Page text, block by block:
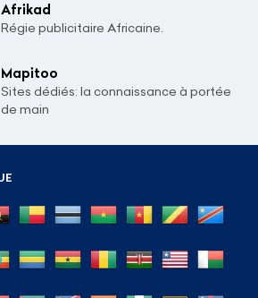
Afrikad
Régie publicitaire Africaine.
Mapitoo
Sites dédiés: la connaissance à portée
de main